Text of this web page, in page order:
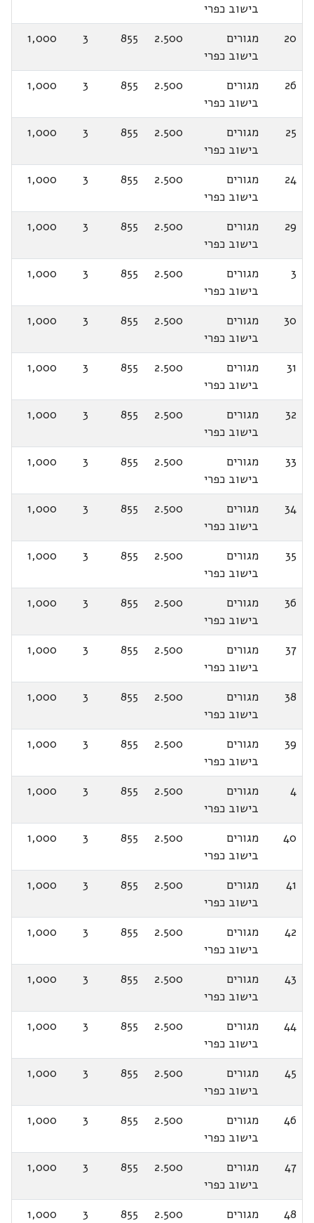
בישוב כפרי
20
מגורים
בישוב כפרי
2.500
855
3
1,000
26
מגורים
בישוב כפרי
2.500
855
3
1,000
25
מגורים
בישוב כפרי
2.500
855
3
1,000
24
מגורים
בישוב כפרי
2.500
855
3
1,000
29
מגורים
בישוב כפרי
2.500
855
3
1,000
3
מגורים
בישוב כפרי
2.500
855
3
1,000
30
מגורים
בישוב כפרי
2.500
855
3
1,000
31
מגורים
בישוב כפרי
2.500
855
3
1,000
32
מגורים
בישוב כפרי
2.500
855
3
1,000
33
מגורים
בישוב כפרי
2.500
855
3
1,000
34
מגורים
בישוב כפרי
2.500
855
3
1,000
35
מגורים
בישוב כפרי
2.500
855
3
1,000
36
מגורים
בישוב כפרי
2.500
855
3
1,000
37
מגורים
בישוב כפרי
2.500
855
3
1,000
38
מגורים
בישוב כפרי
2.500
855
3
1,000
39
מגורים
בישוב כפרי
2.500
855
3
1,000
4
מגורים
בישוב כפרי
2.500
855
3
1,000
40
מגורים
בישוב כפרי
2.500
855
3
1,000
41
מגורים
בישוב כפרי
2.500
855
3
1,000
42
מגורים
בישוב כפרי
2.500
855
3
1,000
43
מגורים
בישוב כפרי
2.500
855
3
1,000
44
מגורים
בישוב כפרי
2.500
855
3
1,000
45
מגורים
בישוב כפרי
2.500
855
3
1,000
46
מגורים
בישוב כפרי
2.500
855
3
1,000
47
מגורים
בישוב כפרי
2.500
855
3
1,000
48 מגורים 2.500
855
3
1,000